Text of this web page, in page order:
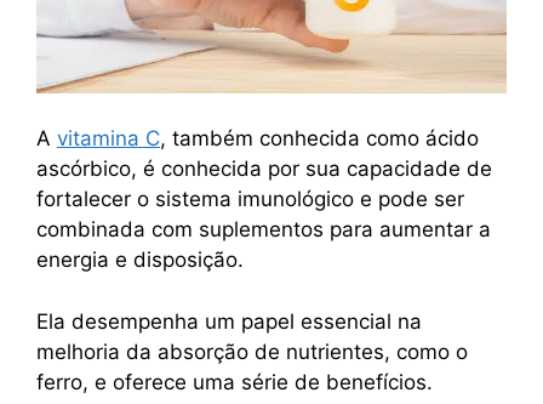
A vitamina C, também conhecida como ácido
ascórbico, é conhecida por sua capacidade de
fortalecer o sistema imunológico e pode ser
combinada com suplementos para aumentar a
energia e disposição.
Ela desempenha um papel essencial na
melhoria da absorção de nutrientes, como o
ferro, e oferece uma série de benefícios.